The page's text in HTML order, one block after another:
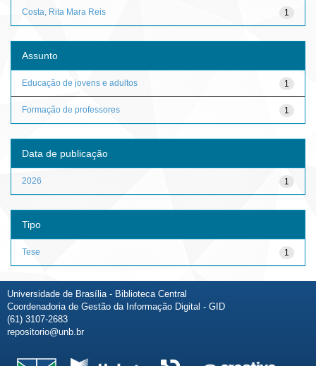
1
Costa, Rita Mara Reis
Assunto
1
Educação de jovens e adultos
1
Formação de professores
Data de publicação
1
2026
Tipo
1
Tese
Universidade de Brasília - Biblioteca Central
Coordenadoria de Gestão da Informação Digital - GID
(61) 3107-2683
repositorio@unb.br